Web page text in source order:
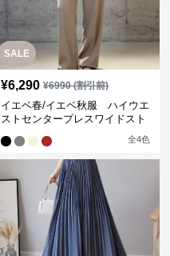
SALE
¥6,290 ¥6990(割引前)
イエベ春/イエベ秋服 ハイウエ
ストセンタープレスワイドスト
全4色